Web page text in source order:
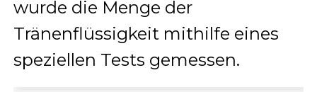
wurde die Menge der
Tränenflüssigkeit mithilfe eines
speziellen Tests gemessen.